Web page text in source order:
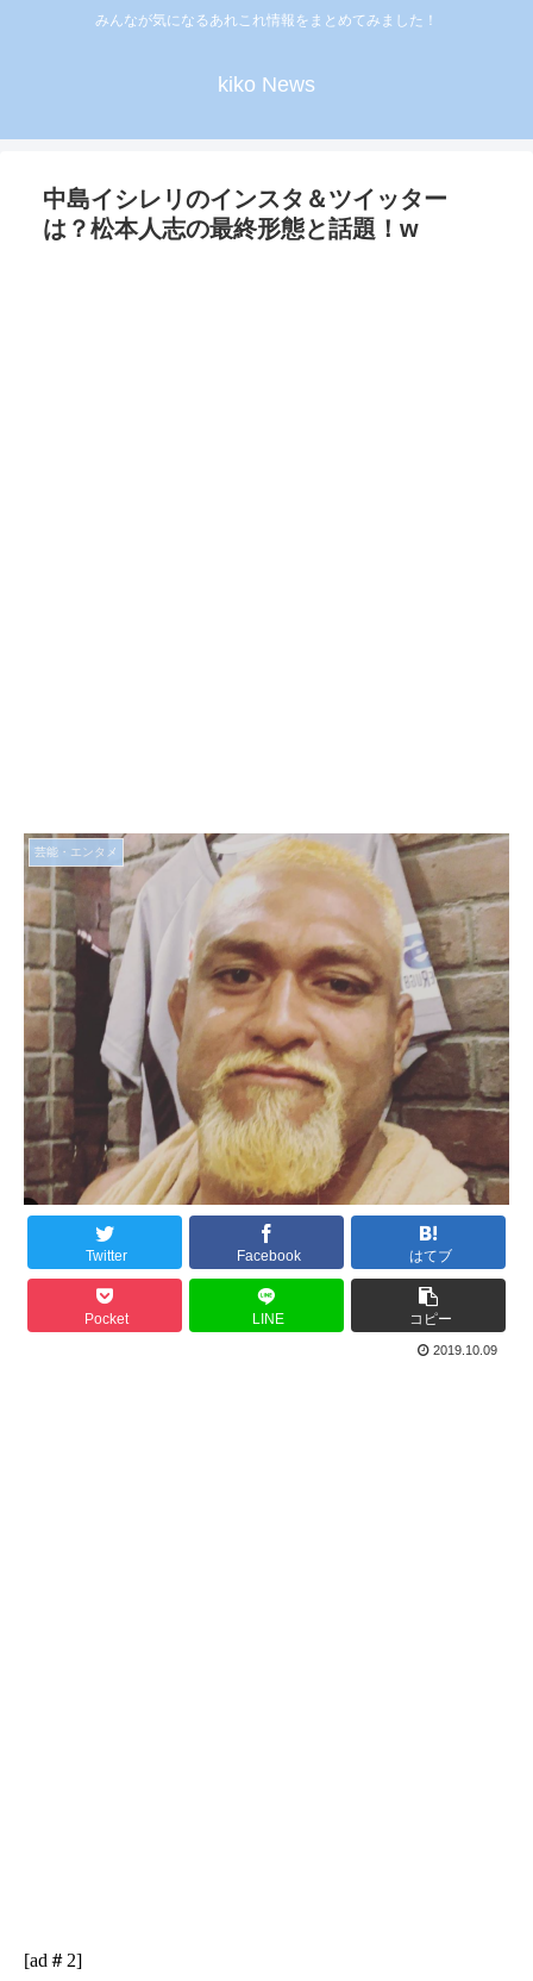
みんなが気になるあれこれ情報をまとめてみました！
kiko News
中島イシレリのインスタ＆ツイッター
は？松本人志の最終形態と話題！w
芸能・エンタメ
Twitter Facebook はてブ
Pocket LINE コピー
2019.10.09
[ad＃2]